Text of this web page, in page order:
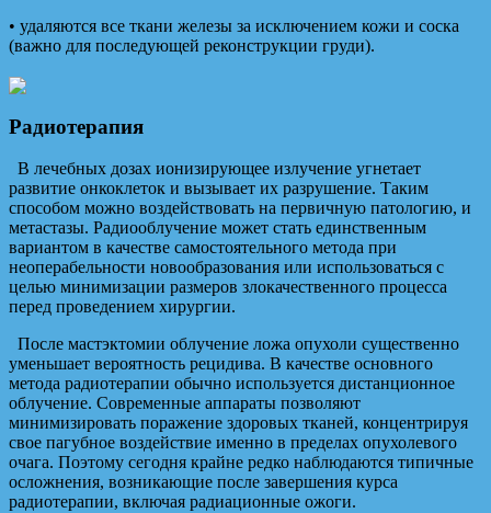
• удаляются все ткани железы за исключением кожи и соска
(важно для последующей реконструкции груди).
Радиотерапия
В лечебных дозах ионизирующее излучение угнетает
развитие онкоклеток и вызывает их разрушение. Таким
способом можно воздействовать на первичную патологию, и
метастазы. Радиооблучение может стать единственным
вариантом в качестве самостоятельного метода при
неоперабельности новообразования или использоваться с
целью минимизации размеров злокачественного процесса
перед проведением хирургии.
После мастэктомии облучение ложа опухоли существенно
уменьшает вероятность рецидива. В качестве основного
метода радиотерапии обычно используется дистанционное
облучение. Современные аппараты позволяют
минимизировать поражение здоровых тканей, концентрируя
свое пагубное воздействие именно в пределах опухолевого
очага. Поэтому сегодня крайне редко наблюдаются типичные
осложнения, возникающие после завершения курса
радиотерапии, включая радиационные ожоги.